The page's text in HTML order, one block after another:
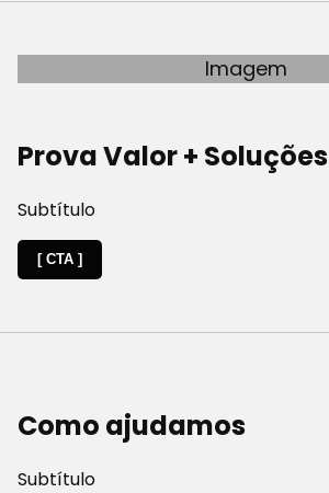
Imagem
Prova Valor + Soluções
Subtítulo
[ CTA ]
Como ajudamos
Subtítulo